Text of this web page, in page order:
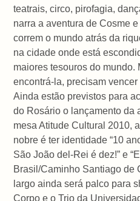
teatrais, circo, pirofagia,
narra a aventura de Cosme
correm o mundo atrás da
na cidade onde está
maiores tesouros do mundo.
encontrá-la, precisam
Ainda estão previstos para
do Rosário o lançamento da
mesa Atitude Cultural 2010,
nobre é ter identidade “10
São João del-Rei é dez!” e
Brasil/Caminho Santiago de
largo ainda será palco para
Corpo e o Trio da